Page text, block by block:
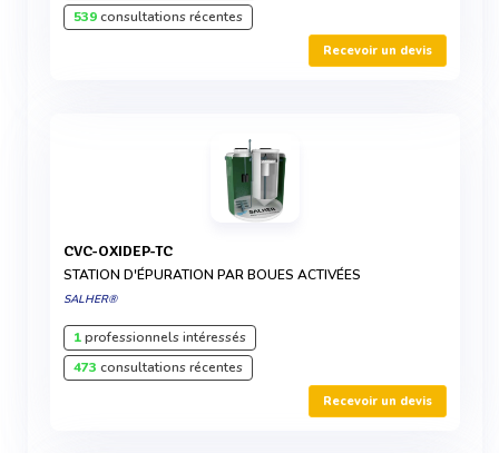
539consultations récentes
Recevoir un devis
CVC-OXIDEP-TC
STATION D'ÉPURATION PAR BOUES ACTIVÉES
SALHER®
1professionnels intéressés
473 consultations récentes
Recevoir un devis